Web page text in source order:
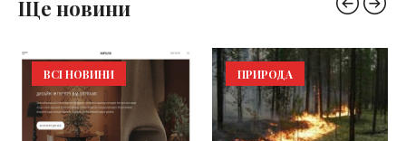
Ще новини
ВСІ НОВИНИ ПРИРОДА